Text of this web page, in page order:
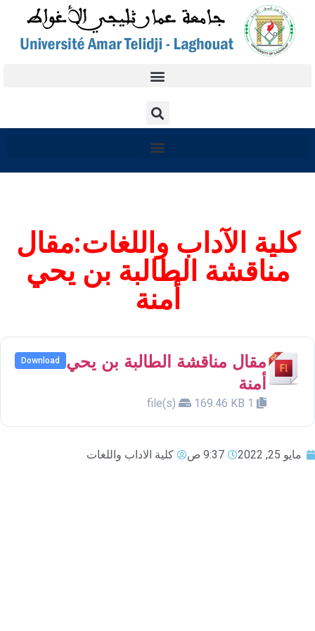
كلية الآداب واللغات:مقال
مناقشة الطالبة بن يحي
أمنة
مقال مناقشة الطالبة بن يحي
أمنة
169.46 KB
Download
مايو 25, 2022 9:37 ص كلية الاداب واللغات